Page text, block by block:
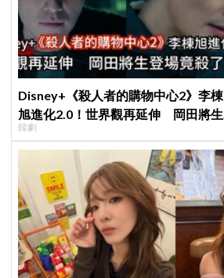
Disney+《殺人者的購物中心2》李棟
旭進化2.0！世界觀再延伸 岡田將生
登場竟殺了「他」
韓劇